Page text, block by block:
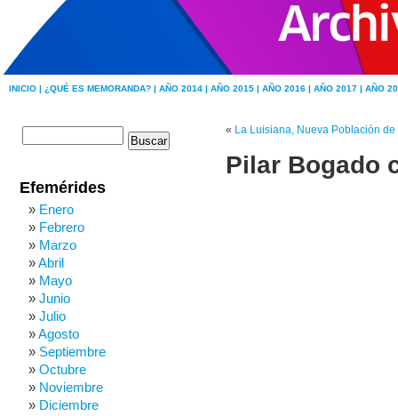
INICIO | ¿QUÉ ES MEMORANDA? | AÑO 2014 | AÑO 2015 | AÑO 2016 | AÑO 2017 | AÑO
« La Luisiana, Nueva Población
Pilar Bogado
Efemérides
Enero
Febrero
Marzo
Abril
Mayo
Junio
Julio
Agosto
Septiembre
Octubre
Noviembre
Diciembre